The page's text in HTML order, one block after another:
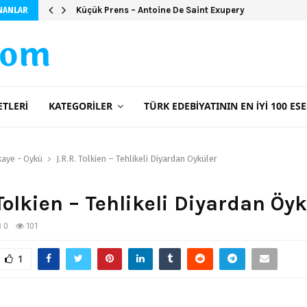
Küçük Prens – Antoine De Saint Exupery
KATEGORILER TÜRK EDEBIYATININ EN İYI 100
- Öykü J.R.R. Tolkien – Tehlikeli Diyardan Öyküler
– Tehlikeli Diyardan
0 101
1